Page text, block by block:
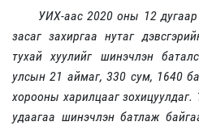
УИХ-аас 2020 оны 12 дугаар
засаг захиргаа нутаг
тухай хуулийг шинэчлэн
улсын 21 аймаг, 330 сум, 1640
хорооны харилцааг
удаагаа шинэчлэн батлаж